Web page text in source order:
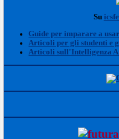
Su
Guide per imparare a
Articoli per gli studenti e
Articoli sull'Intelligenza